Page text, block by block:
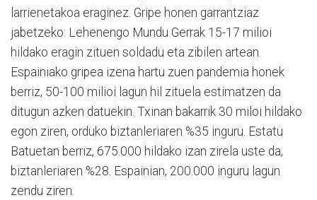
larrienetakoa eraginez. Gripe honen garrantziaz
jabetzeko: Lehenengo Mundu Gerrak 15-17 milioi
hildako eragin zituen soldadu eta zibilen artean.
Espainiako gripea izena hartu zuen pandemia honek
berriz, 50-100 milioi lagun hil zituela estimatzen da
ditugun azken datuekin. Txinan bakarrik 30 miloi hildako
egon ziren, orduko biztanleriaren %35 inguru. Estatu
Batuetan berriz, 675.000 hildako izan zirela uste da,
biztanleriaren %28. Espainian, 200.000 inguru lagun
zendu ziren.